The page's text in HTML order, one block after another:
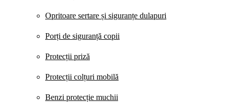
Opritoare sertare și siguranțe dulapuri
Porți de siguranță copii
Protecții priză
Protecții colțuri mobilă
Benzi protecție muchii